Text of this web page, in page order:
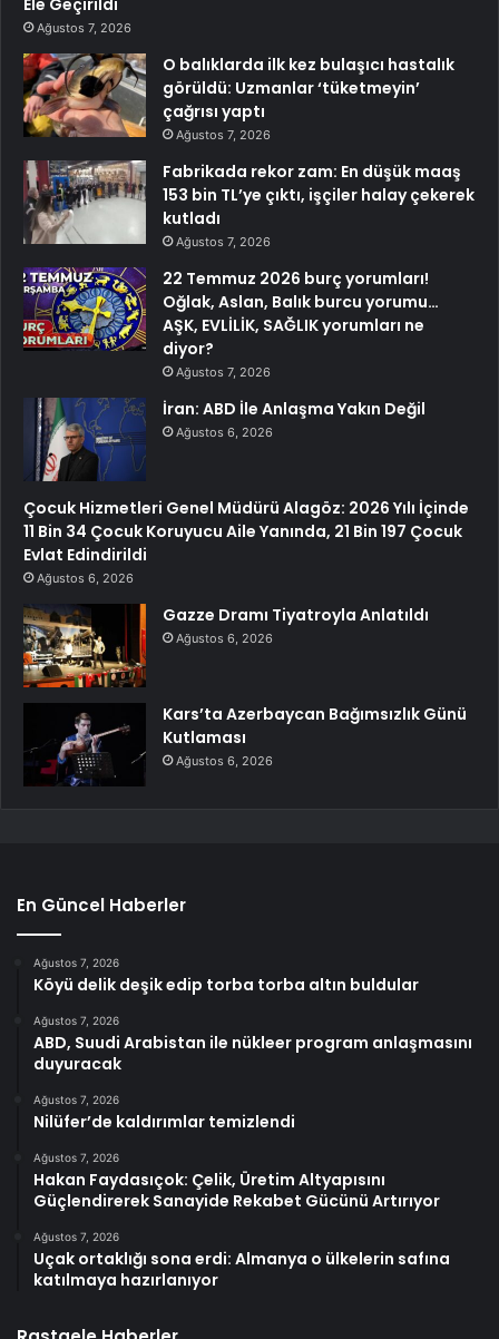
Ele Geçirildi
Ağustos 7, 2026
O balıklarda ilk kez bulaşıcı hastalık
görüldü: Uzmanlar ‘tüketmeyin’
çağrısı yaptı
Ağustos 7, 2026
Fabrikada rekor zam: En düşük maaş
153 bin TL’ye çıktı, işçiler halay çekerek
kutladı
Ağustos 7, 2026
22 Temmuz 2026 burç yorumları!
Oğlak, Aslan, Balık burcu yorumu…
AŞK, EVLİLİK, SAĞLIK yorumları ne
diyor?
Ağustos 7, 2026
İran: ABD İle Anlaşma Yakın Değil
Ağustos 6, 2026
Çocuk Hizmetleri Genel Müdürü Alagöz: 2026 Yılı İçinde
11 Bin 34 Çocuk Koruyucu Aile Yanında, 21 Bin 197 Çocuk
Evlat Edindirildi
Ağustos 6, 2026
Gazze Dramı Tiyatroyla Anlatıldı
Ağustos 6, 2026
Kars’ta Azerbaycan Bağımsızlık Günü
Kutlaması
Ağustos 6, 2026
En Güncel Haberler
Ağustos 7, 2026
Köyü delik deşik edip torba torba altın buldular
Ağustos 7, 2026
ABD, Suudi Arabistan ile nükleer program anlaşmasını
duyuracak
Ağustos 7, 2026
Nilüfer’de kaldırımlar temizlendi
Ağustos 7, 2026
Hakan Faydasıçok: Çelik, Üretim Altyapısını
Güçlendirerek Sanayide Rekabet Gücünü Artırıyor
Ağustos 7, 2026
Uçak ortaklığı sona erdi: Almanya o ülkelerin safına
katılmaya hazırlanıyor